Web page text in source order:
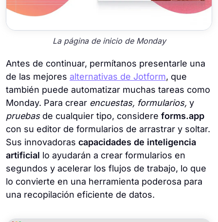
La página de inicio de Monday
Antes de continuar, permítanos presentarle una
de las mejores alternativas de Jotform, que
también puede automatizar muchas tareas como
Monday. Para crear encuestas, formularios, y
pruebasde cualquier tipo, considere forms.app
con su editor de formularios de arrastrar y soltar.
Sus innovadoras capacidades de inteligencia
artificial lo ayudarán a crear formularios en
segundos y acelerar los flujos de trabajo, lo que
lo convierte en una herramienta poderosa para
una recopilación eficiente de datos.